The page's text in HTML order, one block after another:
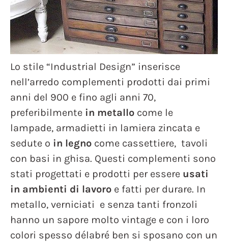
Lo stile “Industrial Design” inserisce
nell’arredo complementi prodotti dai primi
anni del 900 e fino agli anni 70,
preferibilmente in metallo come le
lampade, armadietti in lamiera zincata e
sedute o in legno come cassettiere, tavoli
con basi in ghisa. Questi complementi sono
stati progettati e prodotti per essere usati
in ambienti di lavoro e fatti per durare. In
metallo, verniciati e senza tanti fronzoli
hanno un sapore molto vintage e con i loro
colori spesso délabré ben si sposano con un